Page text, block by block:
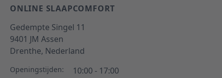
ONLINE SLAAPCOMFORT
Gedempte Singel 11
9401 JM Assen
Drenthe, Nederland
Openingstijden: 10:00 - 17:00